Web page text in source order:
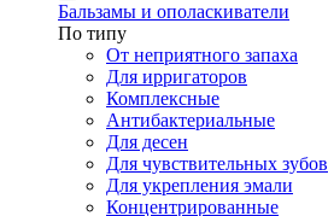
Бальзамы и ополаскиватели
По типу
От неприятного запаха
Для ирригаторов
Комплексные
Антибактериальные
Для десен
Для чувствительных зубов
Для укрепления эмали
Концентрированные